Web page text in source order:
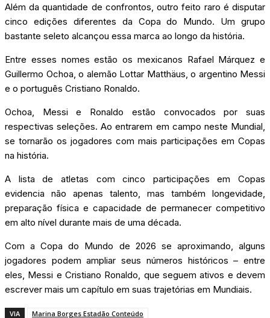
Além da quantidade de confrontos, outro feito raro é disputar
cinco edições diferentes da Copa do Mundo. Um grupo
bastante seleto alcançou essa marca ao longo da história.
Entre esses nomes estão os mexicanos Rafael Márquez e
Guillermo Ochoa, o alemão Lottar Matthäus, o argentino Messi
e o português Cristiano Ronaldo.
Ochoa, Messi e Ronaldo estão convocados por suas
respectivas seleções. Ao entrarem em campo neste Mundial,
se tornarão os jogadores com mais participações em Copas
na história.
A lista de atletas com cinco participações em Copas
evidencia não apenas talento, mas também longevidade,
preparação física e capacidade de permanecer competitivo
em alto nível durante mais de uma década.
Com a Copa do Mundo de 2026 se aproximando, alguns
jogadores podem ampliar seus números históricos – entre
eles, Messi e Cristiano Ronaldo, que seguem ativos e devem
escrever mais um capítulo em suas trajetórias em Mundiais.
VIA Marina Borges Estadão Conteúdo